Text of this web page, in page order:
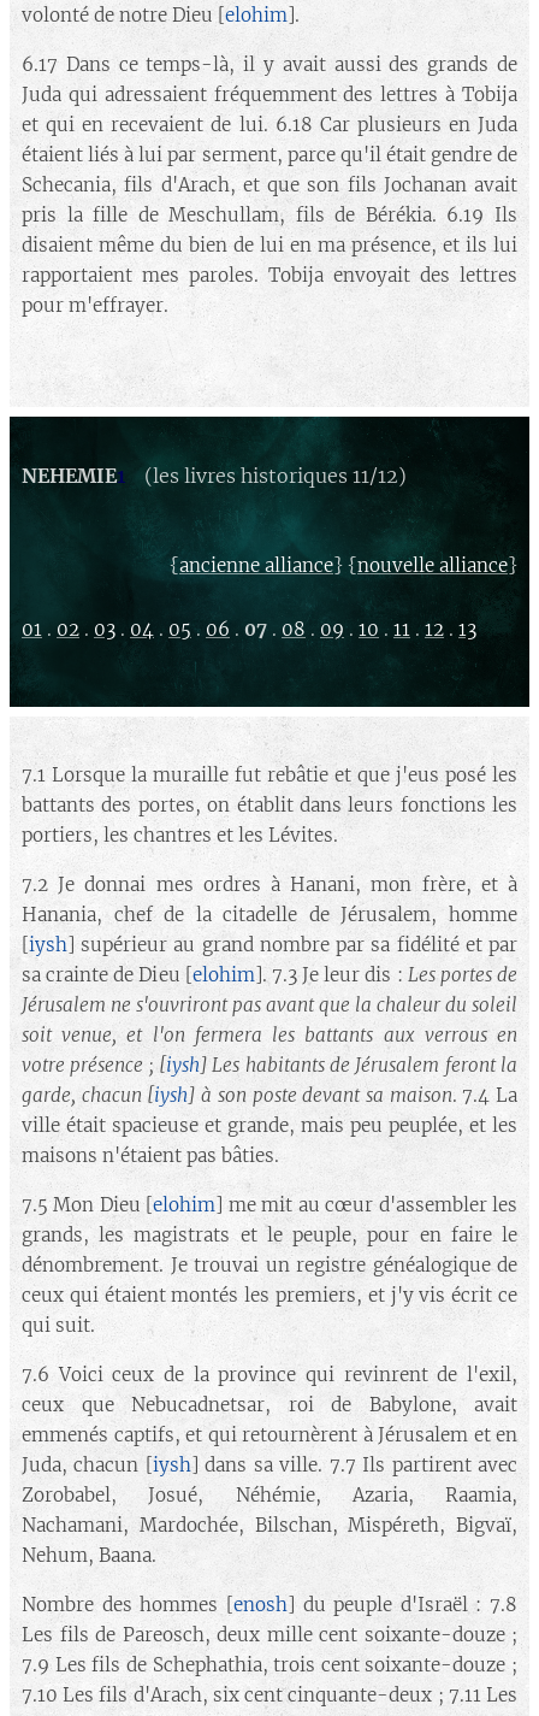
volonté de notre Dieu [elohim].
6.17 Dans ce temps-là, il y avait aussi des grands de
Juda qui adressaient fréquemment des lettres à Tobija
et qui en recevaient de lui. 6.18 Car plusieurs en Juda
étaient liés à lui par serment, parce qu'il était gendre de
Schecania, fils d'Arach, et que son fils Jochanan avait
pris la fille de Meschullam, fils de Bérékia. 6.19 Ils
disaient même du bien de lui en ma présence, et ils lui
rapportaient mes paroles. Tobija envoyait des lettres
pour m'effrayer.
NEHEMIE1 (les livres historiques 11/12)
{ancienne alliance} {nouvelle alliance}
01 . 02 . 03 . 04 . 05 . 06 . 07 . 08 . 09. 10 . 11 . 12 . 13
7.1 Lorsque la muraille fut rebâtie et que j'eus posé les
battants des portes, on établit dans leurs fonctions les
portiers, les chantres et les Lévites.
7.2 Je donnai mes ordres à Hanani, mon frère, et à
Hanania, chef de la citadelle de Jérusalem, homme
[iysh] supérieur au grand nombre par sa fidélité et par
sa crainte de Dieu [elohim]. 7.3 Je leur dis : Les portes de
Jérusalem ne s'ouvriront pas avant que la chaleur du soleil
soit venue, et l'on fermera les battants aux verrous en
votre présence ;[iysh] Les habitants de Jérusalem feront la
garde, chacun [iysh]à son poste devant sa maison. 7.4 La
ville était spacieuse et grande, mais peu peuplée, et les
maisons n'étaient pas bâties.
7.5 Mon Dieu [elohim] me mit au cœur d'assembler les
grands, les magistrats et le peuple, pour en faire le
dénombrement. Je trouvai un registre généalogique de
ceux qui étaient montés les premiers, et j'y vis écrit ce
qui suit.
7.6 Voici ceux de la province qui revinrent de l'exil,
ceux que Nebucadnetsar, roi de Babylone, avait
emmenés captifs, et qui retournèrent à Jérusalem et en
Juda, chacun [iysh] dans sa ville. 7.7 Ils partirent avec
Zorobabel, Josué, Néhémie, Azaria, Raamia,
Nachamani, Mardochée, Bilschan, Mispéreth, Bigvaï,
Nehum, Baana.
Nombre des hommes [enosh] du peuple d'Israël : 7.8
Les fils de Pareosch, deux mille cent soixante-douze ;
7.9 Les fils de Schephathia, trois cent soixante-douze ;
7.10 Les fils d'Arach, six cent cinquante-deux ; 7.11 Les